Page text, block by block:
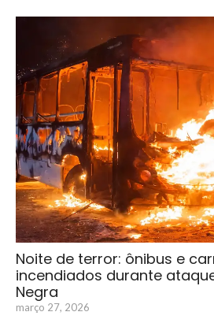
Noite de terror: ônibus e
incendiados durante
Negra
março 27, 2026